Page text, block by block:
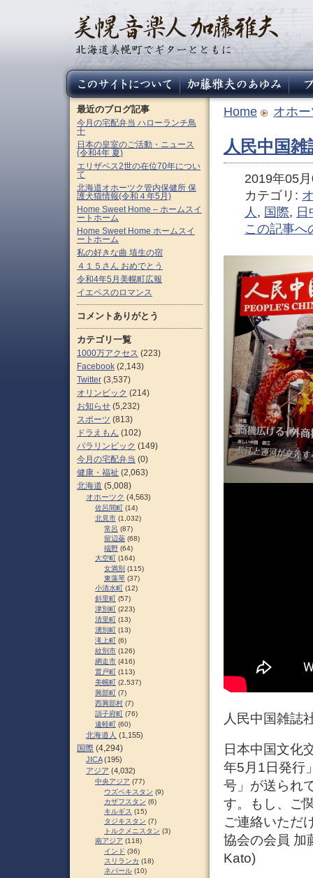
Home オホ
人民中国
2019年05
カテゴリ:
人 , 国際,
この記事へ
人民中国雑誌
日本中国文化
年5月1日発行
号」が送られ
す。もし、ご
ご連絡いただ
協会の会員 加
Kato)
最近のブログ記事
今月の宅配弁当 ハローランチ鳥
十
日本の皇室のご活動・ニュース
(令和4年 夏)
エリザベス2世の在位70年につい
て
北海道オホーツク管内保健所 保
護犬猫情報(令和４年5月)
Home Sweet Home – ホームスイ
ートホーム
Home Sweet Home ホームスイ
ートホーム
私の好きな曲 埴生の宿
４１５さん おめでとう
令和4年5月美幌町広報
イエペスのロマンス
コメントありがとう
カテゴリ一覧
1000万アクセス (223)
Facebook (2,143)
Twitter (3,537)
オリンピック (214)
お知らせ (5,232)
スポーツ (813)
ドラえもん (102)
パラリンピック (149)
今月の宅配弁当 (0)
健康・福祉 (2,063)
北海道 (5,008)
オホーツク (4,563)
佐呂間町 (14)
北見市 (1,032)
常呂 (87)
留辺蘂 (68)
端野 (64)
大空町 (164)
女満別 (115)
東藻琴 (37)
小清水町 (12)
斜里町 (57)
津別町 (223)
清里町 (13)
湧別町 (13)
滝上町 (6)
紋別市 (126)
網走市 (416)
置戸町 (113)
美幌町 (2,537)
興部町 (7)
西興部村 (7)
訓子府町 (76)
遠軽町 (60)
北海道人 (1,155)
国際 (4,294)
JICA(195)
アジア (4,032)
中央アジア (77)
ウズベキスタン (9)
カザフスタン (6)
キルギス (15)
タジキスタン (7)
トルクメニスタン (3)
南アジア (118)
インド (36)
スリランカ (18)
ネパール (10)